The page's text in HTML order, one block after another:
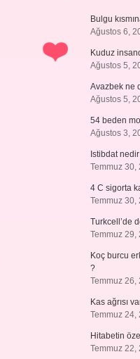
Bulgu
Ağustos 6,
Kuduz
Ağustos 5,
Avazbek ne
Ağustos 5,
54 beden
Ağustos 3,
Istibdat
Temmuz 30,
4 C sigorta
Temmuz 30,
Turkcell’de
Temmuz 29,
Koç burcu
?
Temmuz 26,
Kas ağrısı
Temmuz 24,
Hitabetin
Temmuz 22,